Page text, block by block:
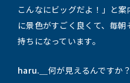
こんなにビッグだよ！」と
に景色がすごく良くて、毎
持ちになっています。
haru.＿ 何が見えるんですか？